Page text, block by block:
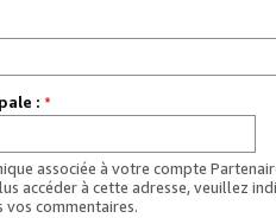
: *
associée à votre compte
accéder à cette adresse, veuillez
vos commentaires.